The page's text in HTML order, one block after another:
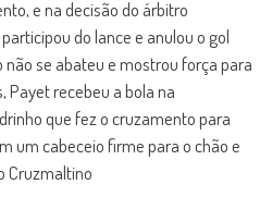
e na decisão do árbitro
do lance e anulou o gol
não se abateu e mostrou força para
Payet recebeu a bola na
que fez o cruzamento para
um cabeceio firme para o chão e
Cruzmaltino